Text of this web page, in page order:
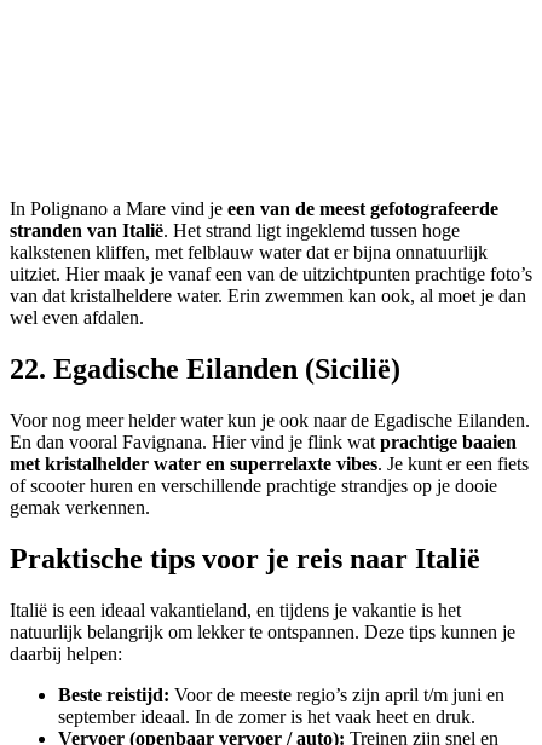
In Polignano a Mare vind je een van de meest gefotografeerde
stranden van Italië. Het strand ligt ingeklemd tussen hoge
kalkstenen kliffen, met felblauw water dat er bijna onnatuurlijk
uitziet. Hier maak je vanaf een van de uitzichtpunten prachtige foto’s
van dat kristalheldere water. Erin zwemmen kan ook, al moet je dan
wel even afdalen.
22. Egadische Eilanden (Sicilië)
Voor nog meer helder water kun je ook naar de Egadische Eilanden.
En dan vooral Favignana. Hier vind je flink wat prachtige baaien
met kristalhelder water en superrelaxte vibes. Je kunt er een fiets
of scooter huren en verschillende prachtige strandjes op je dooie
gemak verkennen.
Praktische tips voor je reis naar Italië
Italië is een ideaal vakantieland, en tijdens je vakantie is het
natuurlijk belangrijk om lekker te ontspannen. Deze tips kunnen je
daarbij helpen:
Beste reistijd: Voor de meeste regio’s zijn april t/m juni en
september ideaal. In de zomer is het vaak heet en druk.
Vervoer (openbaar vervoer / auto): Treinen zijn snel en